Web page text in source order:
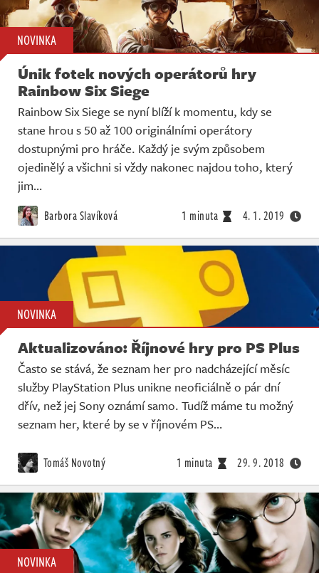
NOVINKA
Únik fotek nových operátorů hry
Rainbow Six Siege
Rainbow Six Siege se nyní blíží k momentu, kdy se
stane hrou s 50 až 100 originálními operátory
dostupnými pro hráče. Každý je svým způsobem
ojedinělý a všichni si vždy nakonec najdou toho, který
jim…
Barbora Slavíková 1 minuta 4. 1. 2019
NOVINKA
Aktualizováno: Říjnové hry pro PS Plus
Často se stává, že seznam her pro nadcházející měsíc
služby PlayStation Plus unikne neoficiálně o pár dní
dřív, než jej Sony oznámí samo. Tudíž máme tu možný
seznam her, které by se v říjnovém PS…
Tomáš Novotný 1 minuta 29. 9. 2018
NOVINKA